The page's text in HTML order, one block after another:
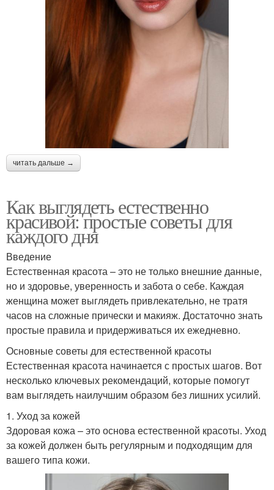
читать дальше →
Как выглядеть естественно
красивой: простые советы для
каждого дня
Введение
Естественная красота – это не только внешние данные,
но и здоровье, уверенность и забота о себе. Каждая
женщина может выглядеть привлекательно, не тратя
часов на сложные прически и макияж. Достаточно знать
простые правила и придерживаться их ежедневно.
Основные советы для естественной красоты
Естественная красота начинается с простых шагов. Вот
несколько ключевых рекомендаций, которые помогут
вам выглядеть наилучшим образом без лишних усилий.
1. Уход за кожей
Здоровая кожа – это основа естественной красоты. Уход
за кожей должен быть регулярным и подходящим для
вашего типа кожи.